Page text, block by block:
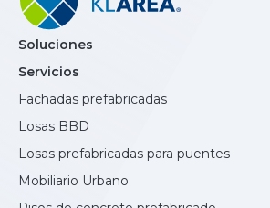
Soluciones
Servicios
Fachadas prefabricadas
Losas BBD
Losas prefabricadas para puentes
Mobiliario Urbano